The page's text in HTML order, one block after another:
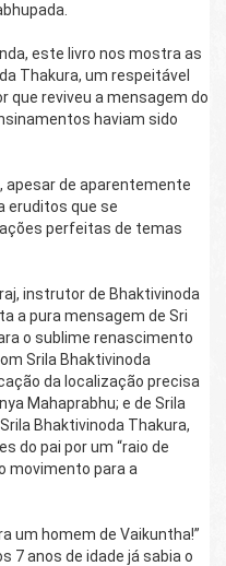
este livro nos mostra as
Thakura, um respeitável
que reviveu a mensagem do
haviam sido
apesar de aparentemente
eruditos que se
perfeitas de temas
instrutor de Bhaktivinoda
a pura mensagem de Sri
o sublime renascimento
Srila Bhaktivinoda
da localização precisa
Mahaprabhu; e de Srila
Bhaktivinoda Thakura,
do pai por um “raio de
movimento para a
um homem de Vaikuntha!”
7 anos de idade já sabia o